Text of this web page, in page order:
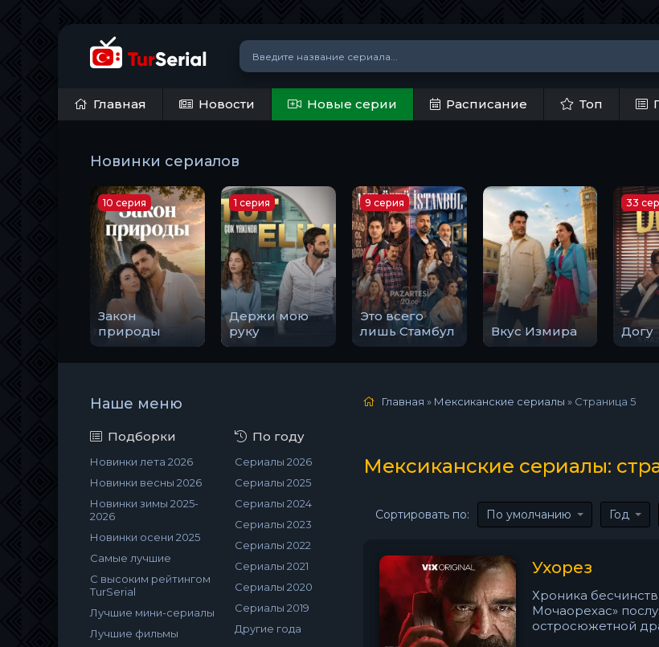
Главная Новости Новые серии Расписание Топ
Новинки сериалов
Закон
природы
10 серия
Держи мою
руку
1 серия
Это всего
лишь Стамбул
9 серия
Вкус Измира Догу
33
Наше меню
Подборки
Новинки лета 2026
Новинки весны 2026
Новинки зимы 2025-
2026
Новинки осени 2025
Самые лучшие
С высоким рейтингом
TurSerial
Лучшие мини-сериалы
Лучшие фильмы
По году
Сериалы 2026
Сериалы 2025
Сериалы 2024
Сериалы 2023
Сериалы 2022
Сериалы 2021
Сериалы 2020
Сериалы 2019
Другие года
Главная » Мексиканские сериалы » Страница 5
Мексиканские сериалы:
Сортировать по: По умолчанию Год
Ухорез
Хроника
Мочаорехас»
остросюжетной